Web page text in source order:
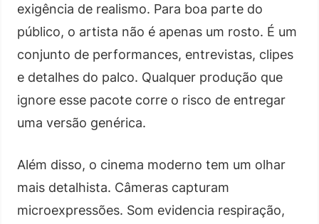
exigência de realismo. Para boa parte do
público, o artista não é apenas um rosto. É um
conjunto de performances, entrevistas, clipes
e detalhes do palco. Qualquer produção que
ignore esse pacote corre o risco de entregar
uma versão genérica.
Além disso, o cinema moderno tem um olhar
mais detalhista. Câmeras capturam
microexpressões. Som evidencia respiração,